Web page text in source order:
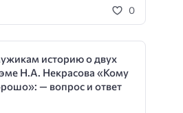
0
историю о двух
Н.А. Некрасова «Кому
— вопрос и ответ